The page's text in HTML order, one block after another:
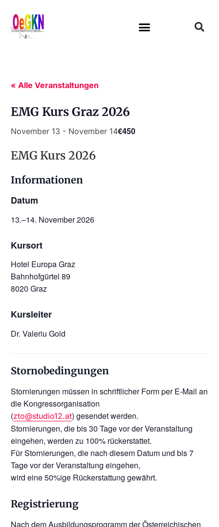
« Alle Veranstaltungen
EMG Kurs Graz 2026
November 13 - November 14€450
EMG Kurs 2026
Informationen
Datum
13.–14. November 2026
Kursort
Hotel Europa Graz
Bahnhofgürtel 89
8020 Graz
Kursleiter
Dr. Valeriu Gold
Stornobedingungen
Stornierungen müssen in schriftlicher Form per E-Mail an
die Kongressorganisation
(zto@studio12.at) gesendet werden.
Stornierungen, die bis 30 Tage vor der Veranstaltung
eingehen, werden zu 100% rückerstattet.
Für Stornierungen, die nach diesem Datum und bis 7
Tage vor der Veranstaltung eingehen,
wird eine 50%ige Rückerstattung gewährt.
Registrierung
Nach dem Ausbildungsprogramm der Österreichischen